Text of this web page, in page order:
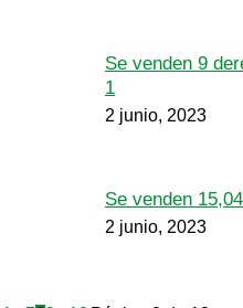
Se venden 9
1
2 junio, 2023
Se venden
2 junio, 2023